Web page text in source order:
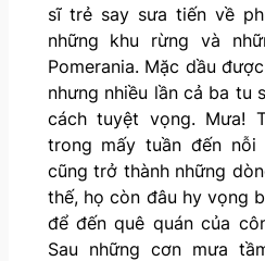
sĩ trẻ say sưa tiến về
những khu rừng và
Pomerania. Mặc dầu
nhưng nhiều lần cả ba tu
cách tuyệt vọng. Mưa!
trong mấy tuần đến nỗi
cũng trở thành những
thế, họ còn đâu hy vọng
để đến quê quán của
Sau những cơn mưa